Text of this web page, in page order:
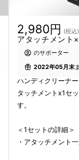
2,980円 (税込)
アタッチメント
のサポーター
2022年05月末
ハンディクリーナ
タッチメントx1セ
す。
＜1セットの詳細＞
・アタッチメント